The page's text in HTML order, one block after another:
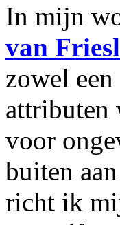
In mijn
van
zowel
attributen
voor
buiten
richt ik